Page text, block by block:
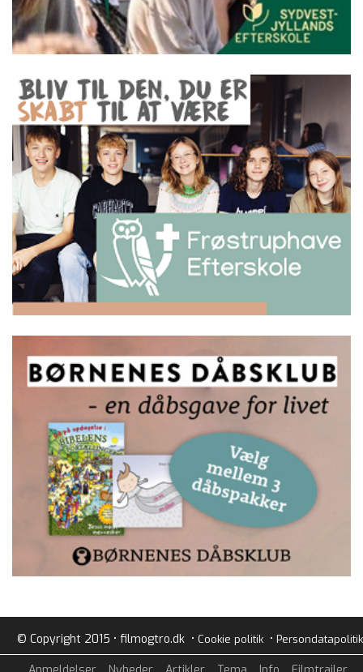
© Copyright 2015 • filmogtro.dk • Cookie politik• Persondatapolitik